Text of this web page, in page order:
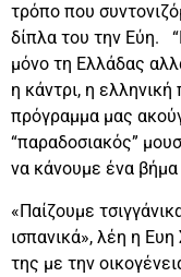
τρόπο που
δίπλα του την Εύη.
μόνο τη Ελλάδας
η κάντρι, η
πρόγραμμα μας
“παραδοσιακός”
να κάνουμε ένα
«Παίζουμε
ισπανικά», λέη η
της με την